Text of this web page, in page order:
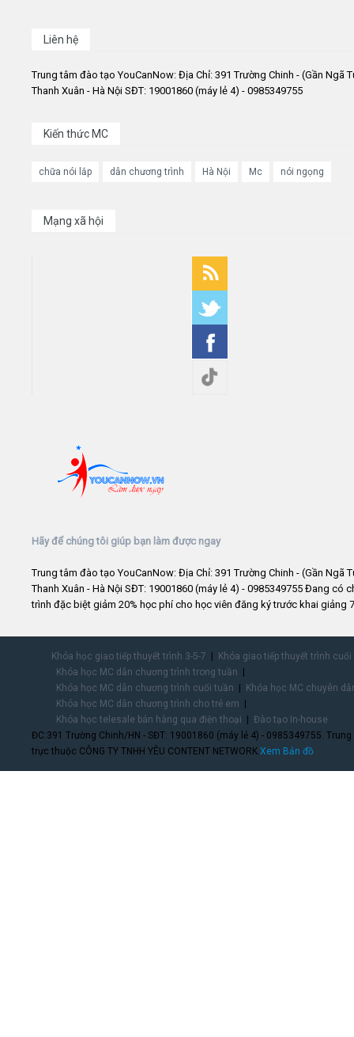
Liên hệ
Trung tâm đào tạo YouCanNow: Địa Chỉ: 391 Trường Chinh - (Gần Ngã
Thanh Xuân - Hà Nội SĐT: 19001860 (máy lẻ 4) - 0985349755
Kiến thức MC
chữa nói lắp dẫn chương trình Hà Nội Mc nói ngọng
Mạng xã hội
Hãy để chúng tôi giúp bạn làm được ngay
Trung tâm đào tạo YouCanNow: Địa Chỉ: 391 Trường Chinh - (Gần Ngã
Thanh Xuân - Hà Nội SĐT: 19001860 (máy lẻ 4) - 0985349755 Đang có
trình đặc biệt giảm 20% học phí cho học viên đăng ký trước khai giảng
Khóa học giao tiếp thuyết trình 3-5-7
Khóa giao tiếp thuyết trình
Khóa học MC dẫn chương trình trong tuần
Khóa học MC dẫn chương trình cuối tuần
Khóa học MC chuyên
Khóa học MC dẫn chương trình cho trẻ em
Khóa học telesale bán hàng qua điện thoại
Đào tạo In-house
ĐC:391 Trường Chinh/HN - SĐT: 19001860 (máy lẻ 4) - 0985349755.
trực thuộc CÔNG TY TNHH YÊU CONTENT NETWORK. Xem Bản đồ